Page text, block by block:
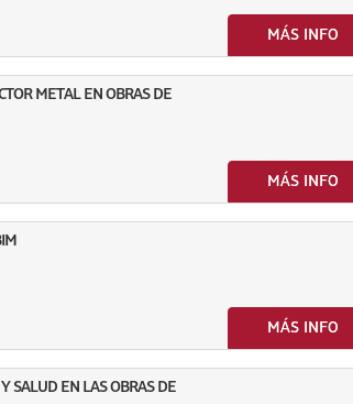
MÁS INFO
METAL EN OBRAS DE
MÁS INFO
MÁS INFO
SALUD EN LAS OBRAS DE